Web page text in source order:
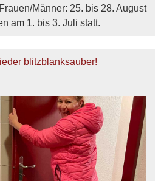
Männer: 25. bis 28. August
am 1. bis 3. Juli statt.
blitzblanksauber!